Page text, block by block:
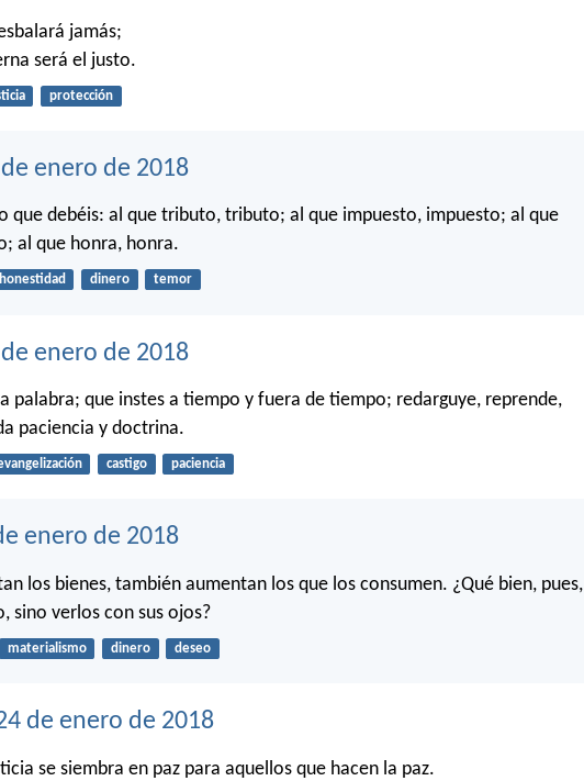
jamás;
será el justo.
protección
enero de 2018
que debéis: al que tributo, tributo; al que impuesto, impuesto; al que
al que honra, honra.
honestidad dinero temor
enero de 2018
palabra; que instes a tiempo y fuera de tiempo; redarguye, reprende,
paciencia y doctrina.
castigo paciencia
enero de 2018
los bienes, también aumentan los que los consumen. ¿Qué bien, pues,
sino verlos con sus ojos?
materialismo dinero deseo
de enero de 2018
se siembra en paz para aquellos que hacen la paz.